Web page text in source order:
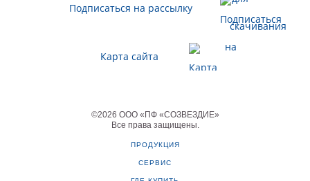
Подписаться на рассылку
Карта сайта
©2026 ООО «ПФ «СОЗВЕЗДИЕ»
Все права защищены.
ПРОДУКЦИЯ
СЕРВИС